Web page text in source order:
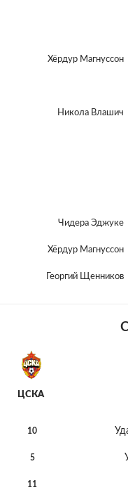
Хёрдур Магнуссон
Никола Влашич
Чидера Эджуке
Хёрдур Магнуссон
Георгий Щенников
ЦСКА
10
5
11